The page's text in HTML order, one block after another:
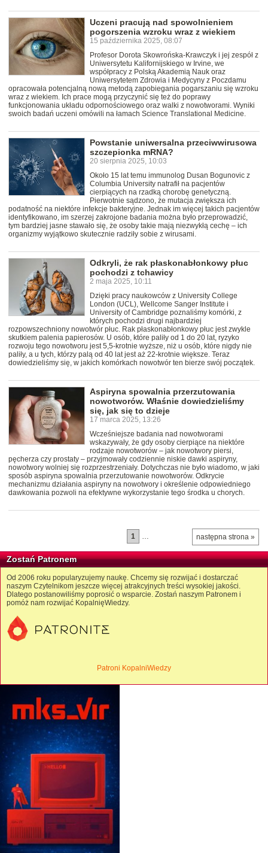
Uczeni pracują nad spowolnieniem
pogorszenia wzroku wraz z wiekiem
15 października 2025, 08:07
Profesor Dorota Skowrońska-Krawczyk i jej zespół z
Uniwersytetu Kalifornijskiego w Irvine, we
współpracy z Polską Akademią Nauk oraz
Uniwersytetem Zdrowia i Medycyny z Poczdamu
opracowała potencjalną nową metodą zapobiegania pogarszaniu się wzroku
wraz z wiekiem. Ich prace mogą przyczynić się też do poprawy
funkcjonowania układu odpornościowego oraz walki z nowotworami. Wyniki
swoich badań uczeni omówili na łamach Science Translational Medicine.
Powstanie uniwersalna przeciwwirusowa
szczepionka mRNA?
20 sierpnia 2025, 10:03
Około 15 lat temu immunolog Dusan Bogunovic z
Columbia University natrafił na pacjentów
cierpiących na rzadką chorobę genetyczną.
Pierwotnie sądzono, że mutacja zwiększa ich
podatność na niektóre infekcje bakteryjne. Jednak im więcej takich pacjentów
identyfikowano, im szerzej zakrojone badania można było przeprowadzić,
tym bardziej jasne stawało się, że osoby takie mają niezwykłą cechę – ich
organizmy wyjątkowo skutecznie radziły sobie z wirusami.
Odkryli, że rak płaskonabłonkowy płuc
pochodzi z tchawicy
2 maja 2025, 10:11
Dzięki pracy naukowców z University College
London (UCL), Wellcome Sanger Institute i
University of Cambridge poznaliśmy komórki, z
których pochodzi drugi najbardziej
rozpowszechniony nowotwór płuc. Rak płaskonabłonkowy płuc jest zwykle
skutkiem palenia papierosów. U osób, które paliły od 1 do 20 lat, ryzyko
rozwoju tego nowotworu jest 5,5-krotnie wyższe, niż u osób, które nigdy nie
paliły, a u tych, którzy palą od 40 lat jest aż 22-krotnie większe. Teraz
dowiedzieliśmy się, w jakich komórkach nowotwór ten bierze swój początek.
Aspiryna spowalnia przerzutowania
nowotworów. Właśnie dowiedzieliśmy
się, jak się to dzieje
17 marca 2025, 13:26
Wcześniejsze badania nad nowotworami
wskazywały, że gdy osoby cierpiące na niektóre
rodzaje nowotworów – jak nowotwory piersi,
pęcherza czy prostaty – przyjmowały codziennie niskie dawki aspiryny,
nowotwory wolniej się rozprzestrzeniały. Dotychczas nie było wiadomo, w jaki
sposób aspiryna spowalnia przerzutowanie nowotworów. Odkrycie
mechanizmu działania aspiryny na nowotwory i określenie odpowiedniego
dawkowania pozwoli na efektywne wykorzystanie tego środka u chorych.
następna strona »
1 …
Zostań Patronem
Od 2006 roku popularyzujemy naukę. Chcemy się rozwijać i dostarczać
naszym Czytelnikom jeszcze więcej atrakcyjnych treści wysokiej jakości.
Dlatego postanowiliśmy poprosić o wsparcie. Zostań naszym Patronem i
pomóż nam rozwijać KopalnięWiedzy.
Patroni KopalniWiedzy